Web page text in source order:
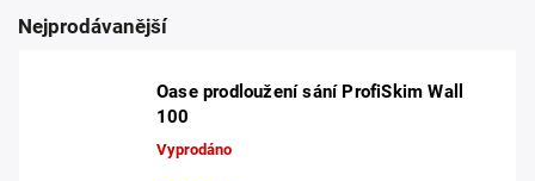
Nejprodávanější
Oase prodloužení sání ProfiSkim Wall
100
Vyprodáno